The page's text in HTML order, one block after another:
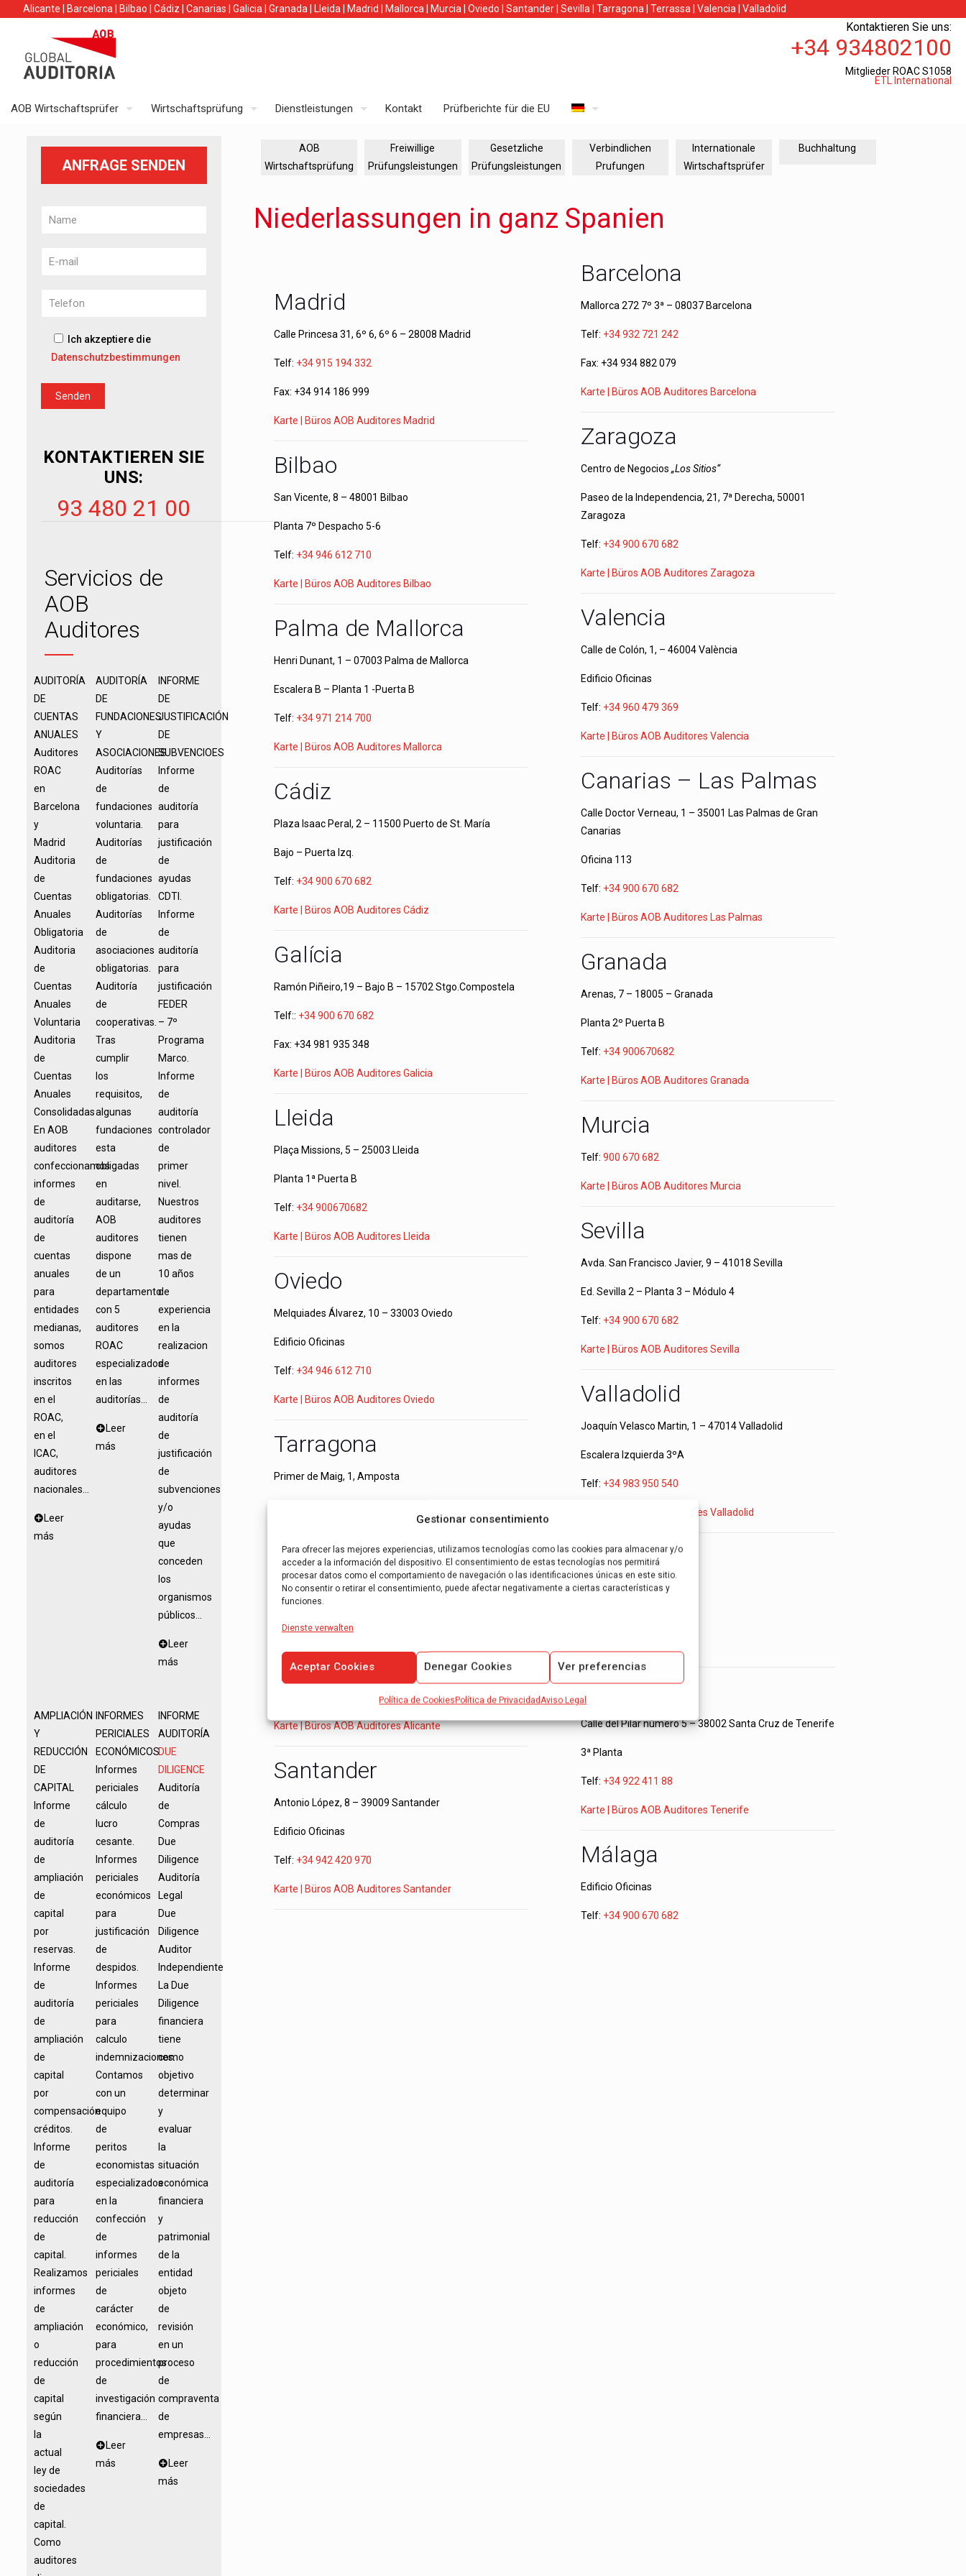
Gestionar consentimiento
Para ofrecer las mejores experiencias, utilizamos tecnologías como las cookies para almacenar y/o
acceder a la información del dispositivo. El consentimiento de estas tecnologías nos permitirá
procesar datos como el comportamiento de navegación o las identificaciones únicas en este sitio.
No consentir o retirar el consentimiento, puede afectar negativamente a ciertas características y
funciones.
Dienste verwalten
Aceptar Cookies Denegar Cookies Ver preferencias
Política de CookiesPolítica de PrivacidadAviso Legal
Alicante Barcelona Bilbao Cádiz Canarias Galicia Granada Lleida Madrid Mallorca Murcia Oviedo Santander Sevilla Tarragona Terrassa Valencia Valladolid
AOB Wirtschaftsprüfer Wirtschaftsprüfung Dienstleistungen Kontakt Prüfberichte für die EU
Kontaktieren Sie uns:
+34 934802100
Mitglieder ROAC S1058
ETL International
ANFRAGE SENDEN
Ich akzeptiere die
Datenschutzbestimmungen
KONTAKTIEREN SIE
UNS:
93 480 21 00
Servicios de
AOB
Auditores
AUDITORÍA
DE
CUENTAS
ANUALES
Auditores
ROAC
en
Barcelona
y
Madrid
Auditoria
de
Cuentas
Anuales
Obligatoria
Auditoria
de
Cuentas
Anuales
Voluntaria
Auditoria
de
Cuentas
Anuales
Consolidadas
En AOB
auditores
confeccionamos
informes
de
auditoría
de
cuentas
anuales
para
entidades
medianas,
somos
auditores
inscritos
en el
ROAC,
en el
ICAC,
auditores
nacionales...
Leer
más
AUDITORÍA
DE
FUNDACIONES
Y
ASOCIACIONES
Auditorías
de
fundaciones
voluntaria.
Auditorías
de
fundaciones
obligatorias.
Auditorías
de
asociaciones
obligatorias.
Auditoría
de
cooperativas.
Tras
cumplir
los
requisitos,
algunas
fundaciones
esta
obligadas
en
auditarse,
AOB
auditores
dispone
de un
departamento
con 5
auditores
ROAC
especializados
en las
auditorías...
Leer
más
INFORME
DE
JUSTIFICACIÓN
DE
SUBVENCIOES
Informe
de
auditoría
para
justificación
de
ayudas
CDTI.
Informe
de
auditoría
para
justificación
FEDER
– 7º
Programa
Marco.
Informe
de
auditoría
controlador
de
primer
nivel.
Nuestros
auditores
tienen
mas de
10 años
de
experiencia
en la
realizacion
de
informes
de
auditoría
de
justificación
de
subvenciones
y/o
ayudas
que
conceden
los
organismos
públicos...
Leer
más
AMPLIACIÓN
Y
REDUCCIÓN
DE
CAPITAL
Informe
de
auditoría
de
ampliación
de
capital
por
reservas.
Informe
de
auditoría
de
ampliación
de
capital
por
compensación
créditos.
Informe
de
auditoría
para
reducción
de
capital.
Realizamos
informes
de
ampliación
o
reducción
de
capital
según
la
actual
ley de
sociedades
de
capital.
Como
auditores
INFORMES
PERICIALES
ECONÓMICOS
Informes
periciales
cálculo
lucro
cesante.
Informes
periciales
económicos
para
justificación
de
despidos.
Informes
periciales
para
calculo
indemnizaciones.
Contamos
con un
equipo
de
peritos
economistas
especializados
en la
confección
de
informes
periciales
de
carácter
económico,
para
procedimientos
de
investigación
financiera...
Leer
más
INFORME
AUDITORÍA
DUE
DILIGENCE
Auditoría
de
Compras
Due
Diligence
Auditoría
Legal
Due
Diligence
Auditor
Independiente
La Due
Diligence
financiera
tiene
como
objetivo
determinar
y
evaluar
la
situación
económica
financiera
y
patrimonial
de la
entidad
objeto
de
revisión
en un
proceso
de
compraventa
de
empresas...
Leer
más
AOB
Wirtschaftsprüfung
Freiwillige
Prüfungsleistungen
Gesetzliche
Prüfungsleistungen
Verbindlichen
Prufungen
Internationale
Wirtschaftsprüfer
Buchhaltung
Niederlassungen in ganz Spanien
Madrid
Calle Princesa 31, 6º 6, 6º 6 – 28008 Madrid
Telf: +34 915 194 332
Fax: +34 914 186 999
Karte | Büros AOB Auditores Madrid
Bilbao
San Vicente, 8 – 48001 Bilbao
Planta 7º Despacho 5-6
Telf: +34 946 612 710
Karte | Büros AOB Auditores Bilbao
Palma de Mallorca
Henri Dunant, 1 – 07003 Palma de Mallorca
Escalera B – Planta 1 -Puerta B
Telf: +34 971 214 700
Karte | Büros AOB Auditores Mallorca
Cádiz
Plaza Isaac Peral, 2 – 11500 Puerto de St. María
Bajo – Puerta Izq.
Telf: +34 900 670 682
Karte | Büros AOB Auditores Cádiz
Galícia
Ramón Piñeiro,19 – Bajo B – 15702 Stgo.Compostela
Telf:: +34 900 670 682
Fax: +34 981 935 348
Karte | Büros AOB Auditores Galicia
Lleida
Plaça Missions, 5 – 25003 Lleida
Planta 1ª Puerta B
Telf: +34 900670682
Karte | Büros AOB Auditores Lleida
Oviedo
Melquiades Álvarez, 10 – 33003 Oviedo
Edificio Oficinas
Telf: +34 946 612 710
Karte | Büros AOB Auditores Oviedo
Tarragona
Primer de Maig, 1, Amposta
Karte | Büros AOB Auditores Tarragona
Alicante
Edificio Oficinas
Karte | Büros AOB Auditores Alicante
Santander
Antonio López, 8 – 39009 Santander
Edificio Oficinas
Telf: +34 942 420 970
Karte | Büros AOB Auditores Santander
Barcelona
Mallorca 272 7º 3ª – 08037 Barcelona
Telf: +34 932 721 242
Fax: +34 934 882 079
Karte | Büros AOB Auditores Barcelona
Zaragoza
Centro de Negocios„Los Sitios“
Paseo de la Independencia, 21, 7ª Derecha, 50001
Zaragoza
Telf: +34 900 670 682
Karte | Büros AOB Auditores Zaragoza
Valencia
Calle de Colón, 1, – 46004 València
Edificio Oficinas
Telf: +34 960 479 369
Karte | Büros AOB Auditores Valencia
Canarias – Las Palmas
Calle Doctor Verneau, 1 – 35001 Las Palmas de Gran
Canarias
Oficina 113
Telf: +34 900 670 682
Karte | Büros AOB Auditores Las Palmas
Granada
Arenas, 7 – 18005 – Granada
Planta 2º Puerta B
Telf: +34 900670682
Karte | Büros AOB Auditores Granada
Murcia
Telf:900 670 682
Karte | Büros AOB Auditores Murcia
Sevilla
Avda. San Francisco Javier, 9 – 41018 Sevilla
Ed. Sevilla 2 – Planta 3 – Módulo 4
Telf: +34 900 670 682
Karte | Büros AOB Auditores Sevilla
Valladolid
Joaquín Velasco Martin, 1 – 47014 Valladolid
Escalera Izquierda 3ºA
Telf: +34 983 950 540
Karte | Büros AOB Auditores Valladolid
Terrassa
Edificio Oficinas
Tenerife
Calle del Pilar número 5 – 38002 Santa Cruz de Tenerife
3ª Planta
Telf: +34 922 411 88
Karte | Büros AOB Auditores Tenerife
Málaga
Edificio Oficinas
Telf: +34 900 670 682